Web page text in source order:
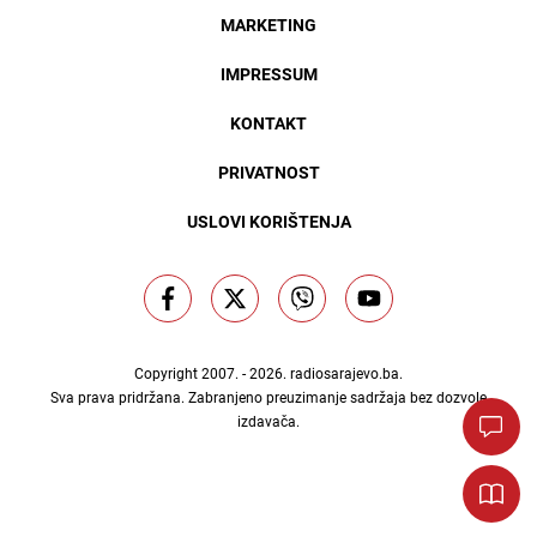
MARKETING
IMPRESSUM
KONTAKT
PRIVATNOST
USLOVI KORIŠTENJA
Copyright 2007. - 2026. radiosarajevo.ba.
Sva prava pridržana. Zabranjeno preuzimanje sadržaja bez dozvole
izdavača.